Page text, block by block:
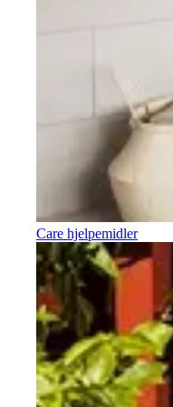
Care hjelpemidler